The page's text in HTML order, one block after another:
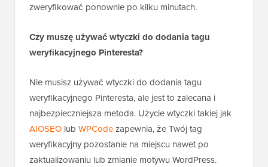
zweryfikować ponownie po kilku minutach.
Czy muszę używać wtyczki do dodania tagu
weryfikacyjnego Pinteresta?
Nie musisz używać wtyczki do dodania tagu
weryfikacyjnego Pinteresta, ale jest to zalecana i
najbezpieczniejsza metoda. Użycie wtyczki takiej jak
AIOSEO lub WPCodezapewnia, że Twój tag
weryfikacyjny pozostanie na miejscu nawet po
zaktualizowaniu lub zmianie motywu WordPress.